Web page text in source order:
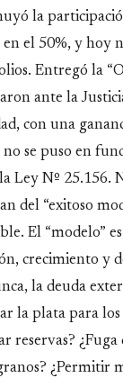
la
el 50%, y hoy
Entregó la
ante la
con una
no se puso en
Ley Nº 25.156.
del “exitoso
El “modelo”
crecimiento y
la deuda
la plata para
¿Fuga
¿Permitir